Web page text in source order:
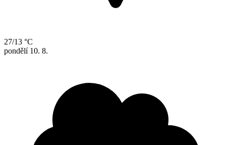
27/13 °C
pondělí 10. 8.